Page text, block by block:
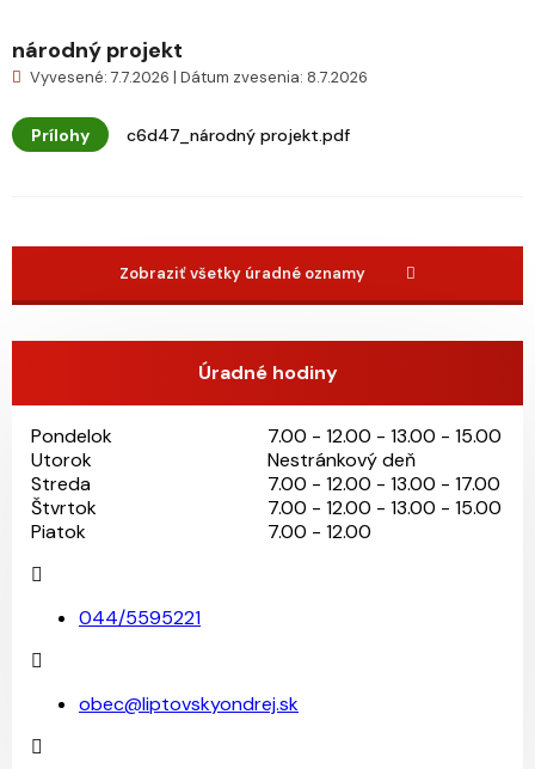
národný projekt
Vyvesené: 7.7.2026 | Dátum zvesenia: 8.7.2026
Prílohy c6d47_národný projekt.pdf
Zobraziť všetky úradné oznamy
Úradné hodiny
Pondelok
7.00 - 12.00 - 13.00 - 15.00
Utorok
Nestránkový deň
Streda
7.00 - 12.00 - 13.00 - 17.00
Štvrtok
7.00 - 12.00 - 13.00 - 15.00
Piatok
7.00 - 12.00
044/5595221
obec@liptovskyondrej.sk